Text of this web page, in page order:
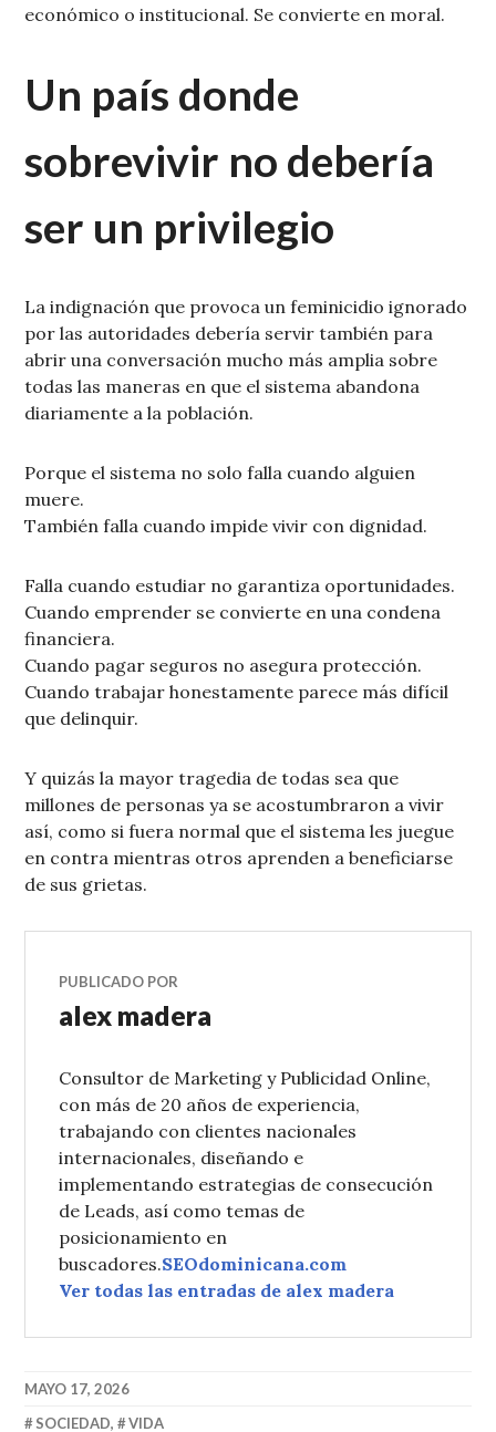
económico o institucional. Se convierte en moral.
Un país donde
sobrevivir no debería
ser un privilegio
La indignación que provoca un feminicidio ignorado
por las autoridades debería servir también para
abrir una conversación mucho más amplia sobre
todas las maneras en que el sistema abandona
diariamente a la población.
Porque el sistema no solo falla cuando alguien
muere.
También falla cuando impide vivir con dignidad.
Falla cuando estudiar no garantiza oportunidades.
Cuando emprender se convierte en una condena
financiera.
Cuando pagar seguros no asegura protección.
Cuando trabajar honestamente parece más difícil
que delinquir.
Y quizás la mayor tragedia de todas sea que
millones de personas ya se acostumbraron a vivir
así, como si fuera normal que el sistema les juegue
en contra mientras otros aprenden a beneficiarse
de sus grietas.
PUBLICADO POR
alex madera
Consultor de Marketing y Publicidad Online,
con más de 20 años de experiencia,
trabajando con clientes nacionales
internacionales, diseñando e
implementando estrategias de consecución
de Leads, así como temas de
posicionamiento en
buscadores.SEOdominicana.com
Ver todas las entradas de alex madera
MAYO 17, 2026
SOCIEDAD, VIDA